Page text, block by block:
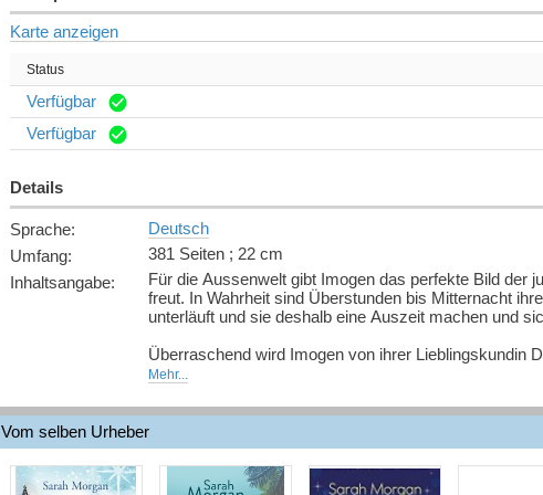
Karte anzeigen
Status
Verfügbar
Verfügbar
Details
Sprache:
Deutsch
Umfang:
381 Seiten ; 22 cm
Inhaltsangabe:
Für die Aussenwelt gibt Imogen das perfekte Bild der
freut. In Wahrheit sind Überstunden bis Mitternacht
unterläuft und sie deshalb eine Auszeit machen und
Überraschend wird Imogen von ihrer Lieblingskundin
bis zum gemütlichen Kaminfeuer ist Holly Cottage ein
[Quelle: Buchhaus.ch, bearbeitet mit ChatGPT]
Mehr...
Vom selben Urheber